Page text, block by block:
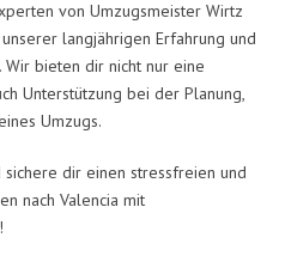
von Umzugsmeister Wirtz
langjährigen Erfahrung und
bieten dir nicht nur eine
Unterstützung bei der Planung,
Umzugs.
dir einen stressfreien und
nach Valencia mit